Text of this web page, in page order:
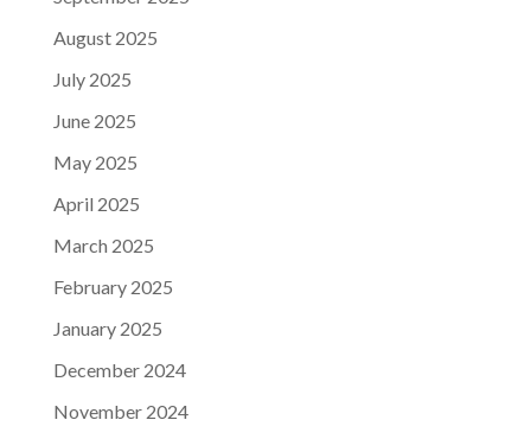
August 2025
July 2025
June 2025
May 2025
April 2025
March 2025
February 2025
January 2025
December 2024
November 2024